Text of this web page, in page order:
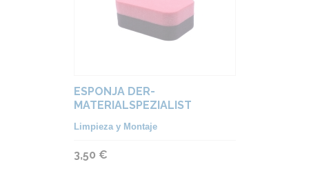
ESPONJA DER-
MATERIALSPEZIALIST
Limpieza y Montaje
3,50 €